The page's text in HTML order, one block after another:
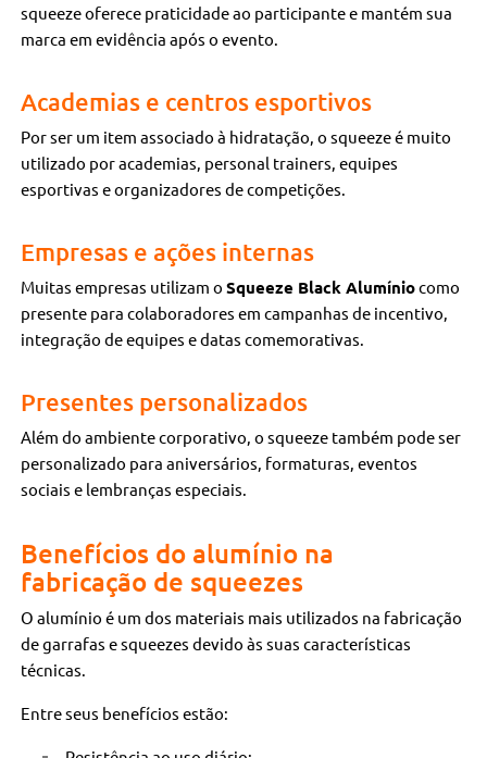
squeeze oferece praticidade ao participante e mantém sua
marca em evidência após o evento.
Academias e centros esportivos
Por ser um item associado à hidratação, o squeeze é muito
utilizado por academias, personal trainers, equipes
esportivas e organizadores de competições.
Empresas e ações internas
Muitas empresas utilizam oSqueeze Black Alumíniocomo
presente para colaboradores em campanhas de incentivo,
integração de equipes e datas comemorativas.
Presentes personalizados
Além do ambiente corporativo, o squeeze também pode ser
personalizado para aniversários, formaturas, eventos
sociais e lembranças especiais.
Benefícios do alumínio na
fabricação de squeezes
O alumínio é um dos materiais mais utilizados na fabricação
de garrafas e squeezes devido às suas características
técnicas.
Entre seus benefícios estão: